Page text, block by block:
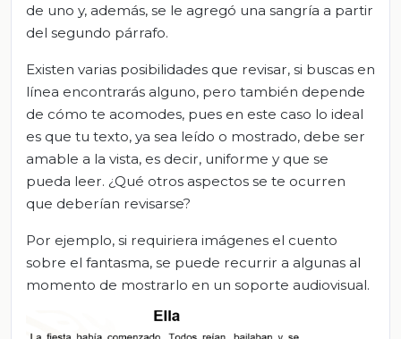
de uno y, además, se le agregó una sangría a partir
del segundo párrafo.
Existen varias posibilidades que revisar, si buscas en
línea encontrarás alguno, pero también depende
de cómo te acomodes, pues en este caso lo ideal
es que tu texto, ya sea leído o mostrado, debe ser
amable a la vista, es decir, uniforme y que se
pueda leer. ¿Qué otros aspectos se te ocurren
que deberían revisarse?
Por ejemplo, si requiriera imágenes el cuento
sobre el fantasma, se puede recurrir a algunas al
momento de mostrarlo en un soporte audiovisual.